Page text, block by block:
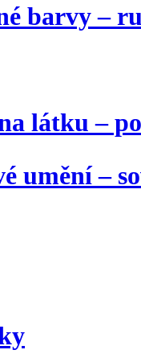
barvy –
látku –
umění –